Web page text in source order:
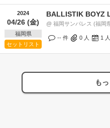
2024
04/26 (金)
福岡県
セットリスト
BALLISTIK BOYZ
@ 福岡サンパレス (福岡
-- 件 0 人 1 人
も